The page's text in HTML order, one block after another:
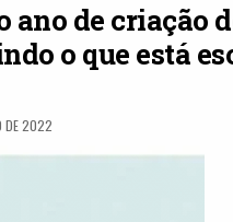
ano de criação
o que está
DE 2022